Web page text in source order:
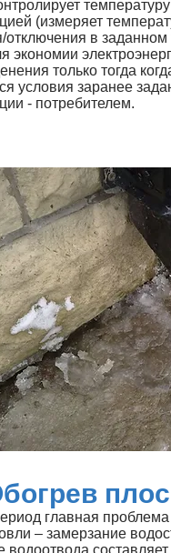
(измеряет
отключения в
экономии
только тогда
условия заранее
- потребителем.
главная проблема
– замерзание
водоотвода